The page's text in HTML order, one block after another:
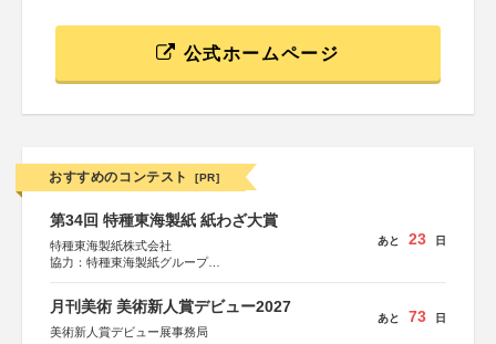
公式ホームページ
おすすめのコンテスト [PR]
第34回 特種東海製紙 紙わざ大賞
特種東海製紙株式会社
協力：特種東海製紙グループ
あと 23 日
月刊美術 美術新人賞デビュー2027
美術新人賞デビュー展事務局
あと 73 日